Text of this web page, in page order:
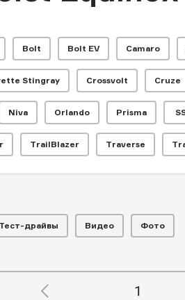
Bolt Bolt EV Camaro
Stingray Crossvolt Cruze
Niva Orlando Prisma
TrailBlazer Traverse
Тест-драйвы Видео Фото
1